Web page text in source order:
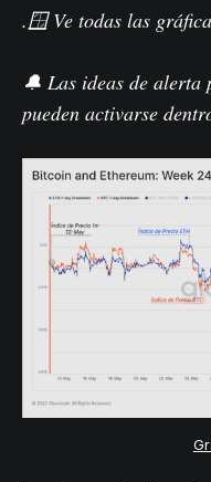
.🪟 Ve todas las
🔔 Las ideas de alerta
pueden activarse